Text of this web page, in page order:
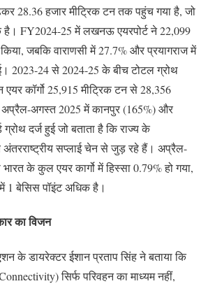
28.36 हजार मीट्रिक टन तक पहुंच गया है, जो
है। FY2024-25 में लखनऊ एयरपोर्ट ने 22,099
जबकि वाराणसी में 27.7% और प्रयागराज में
2023-24 से 2024-25 के बीच टोटल ग्रोथ
एयर कॉर्गो 25,915 मीट्रिक टन से 28,356
अप्रैल-अगस्त 2025 में कानपुर (165%) और
दर्ज हुई जो बताता है कि राज्य के
सप्लाई चेन से जुड़ रहे हैं। अप्रैल-
के कुल एयर कार्गो में हिस्सा 0.79% हो गया,
1 बेसिस पॉइंट अधिक है।
का विजन
के डायरेक्टर ईशान प्रताप सिंह ने बताया कि
सिर्फ परिवहन का माध्यम नहीं,